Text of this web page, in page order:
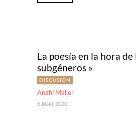
La poesía en la hora de
subgéneros »
DISCUSIÓN
Anahí Mallol
6 AGO, 2020